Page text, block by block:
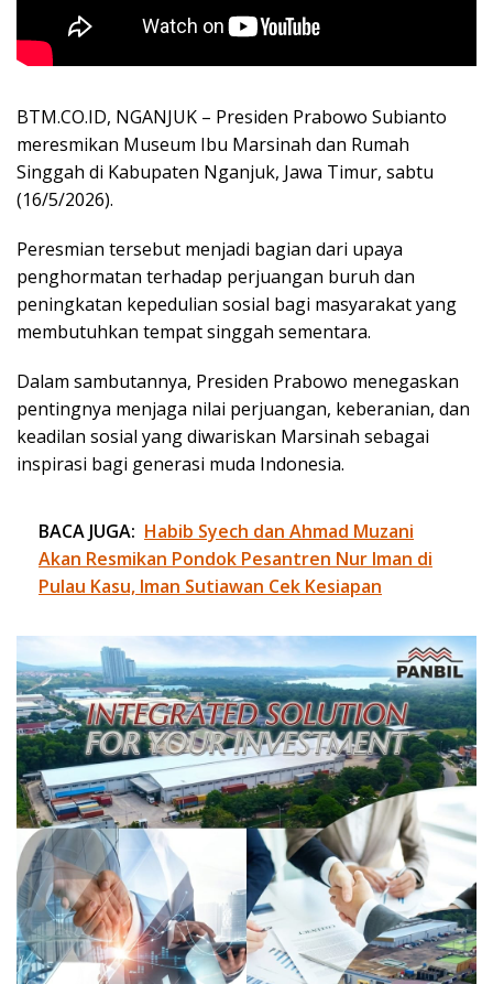
BTM.CO.ID, NGANJUK – Presiden Prabowo Subianto
meresmikan Museum Ibu Marsinah dan Rumah
Singgah di Kabupaten Nganjuk, Jawa Timur, sabtu
(16/5/2026).
Peresmian tersebut menjadi bagian dari upaya
penghormatan terhadap perjuangan buruh dan
peningkatan kepedulian sosial bagi masyarakat yang
membutuhkan tempat singgah sementara.
Dalam sambutannya, Presiden Prabowo menegaskan
pentingnya menjaga nilai perjuangan, keberanian, dan
keadilan sosial yang diwariskan Marsinah sebagai
inspirasi bagi generasi muda Indonesia.
BACA JUGA: Habib Syech dan Ahmad Muzani
Akan Resmikan Pondok Pesantren Nur Iman di
Pulau Kasu, Iman Sutiawan Cek Kesiapan